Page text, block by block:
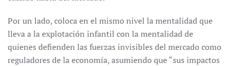
Por un lado, coloca en el mismo nivel la mentalidad que
lleva a la explotación infantil con la mentalidad de
quienes defienden las fuerzas invisibles del mercado como
reguladores de la economía, asumiendo que “sus impactos